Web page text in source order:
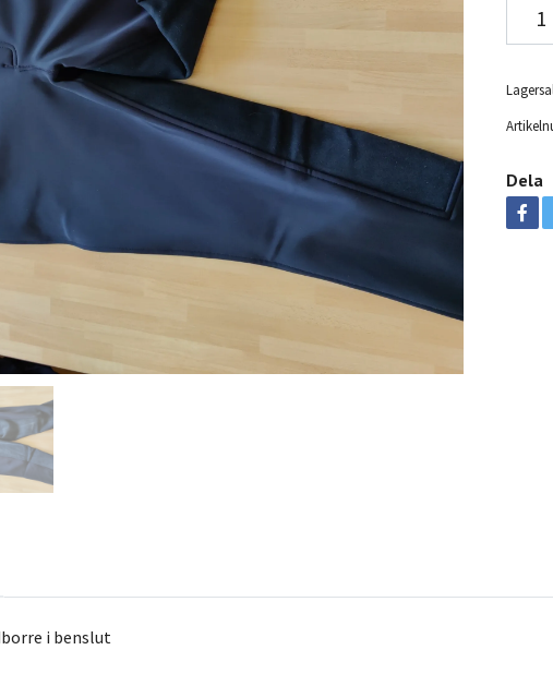
Dela
i benslut